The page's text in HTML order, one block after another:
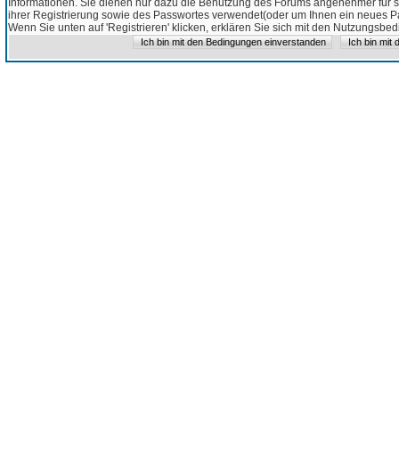
Informationen. Sie dienen nur dazu die Benutzung des Forums angenehmer
ihrer Registrierung sowie des Passwortes verwendet(oder um Ihnen ein neues
Wenn Sie unten auf 'Registrieren' klicken, erklären Sie sich mit den